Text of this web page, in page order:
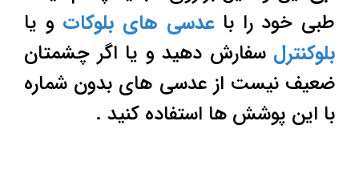
طبی خود را باعدسی های بلوکات و یا
بلوکنترل سفارش دهید و یا اگر چشمتان
ضعیف نیست از عدسی های بدون شماره
با این پوشش ها استفاده کنید .